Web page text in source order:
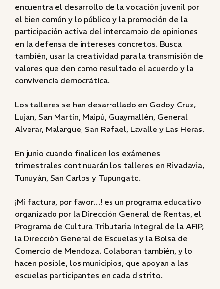
encuentra el desarrollo de la vocación juvenil por
el bien común y lo público y la promoción de la
participación activa del intercambio de opiniones
en la defensa de intereses concretos. Busca
también, usar la creatividad para la transmisión de
valores que den como resultado el acuerdo y la
convivencia democrática.
Los talleres se han desarrollado en Godoy Cruz,
Luján, San Martín, Maipú, Guaymallén, General
Alverar, Malargue, San Rafael, Lavalle y Las Heras.
En junio cuando finalicen los exámenes
trimestrales continuarán los talleres en Rivadavia,
Tunuyán, San Carlos y Tupungato.
¡Mi factura, por favor…! es un programa educativo
organizado por la Dirección General de Rentas, el
Programa de Cultura Tributaria Integral de la AFIP,
la Dirección General de Escuelas y la Bolsa de
Comercio de Mendoza. Colaboran también, y lo
hacen posible, los municipios, que apoyan a las
escuelas participantes en cada distrito.